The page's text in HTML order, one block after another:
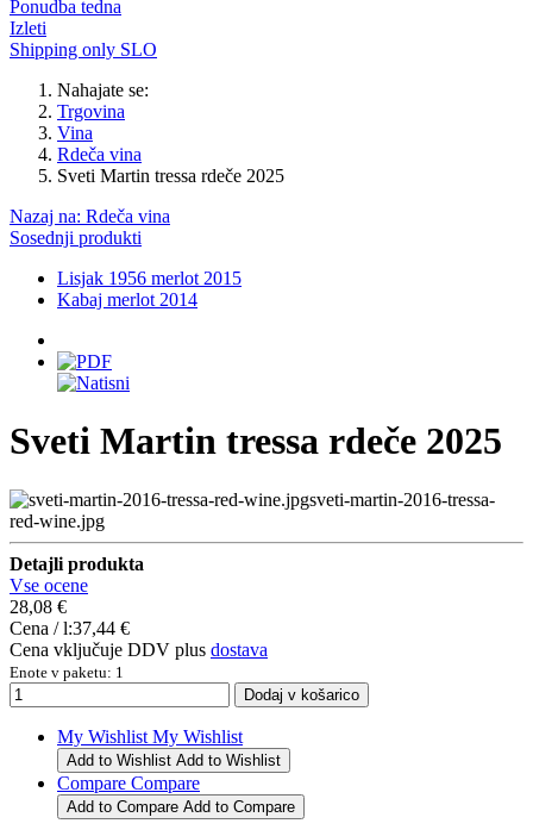
Ponudba tedna
Izleti
Shipping only SLO
Nahajate se:
Trgovina
Vina
Rdeča vina
Sveti Martin tressa rdeče 2025
Nazaj na: Rdeča vina
Sosednji produkti
Lisjak 1956 merlot 2015
Kabaj merlot 2014
Sveti Martin tressa rdeče 2025
sveti-martin-2016-tressa-
red-wine.jpg
Detajli produkta
Vse ocene
28,08 €
Cena / l:37,44 €
Cena vključuje DDV plus dostava
Enote v paketu: 1
My Wishlist My Wishlist
Add to Wishlist Add to Wishlist
Compare Compare
Add to Compare Add to Compare